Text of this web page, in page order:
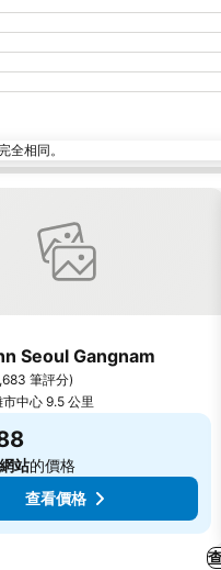
相同。
夾
Seoul Gangnam
筆評分)
中心 9.5 公里
站的價格
查看價格